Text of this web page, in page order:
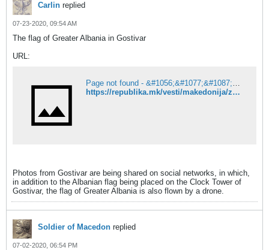
Carlin replied
07-23-2020, 09:54 AM
The flag of Greater Albania in Gostivar
URL:
Page not found - &#1056;&#1077;&#1087;&#1091;&#1073;&#1083;&#1080;&#1082;&#1072;
https://republika.mk/vesti/makedonija/znameto-na-golema-albanija-letashe-i-nad-gostivar/
Photos from Gostivar are being shared on social networks, in which,
in addition to the Albanian flag being placed on the Clock Tower of
Gostivar, the flag of Greater Albania is also flown by a drone.
Soldier of Macedon replied
07-02-2020, 06:54 PM